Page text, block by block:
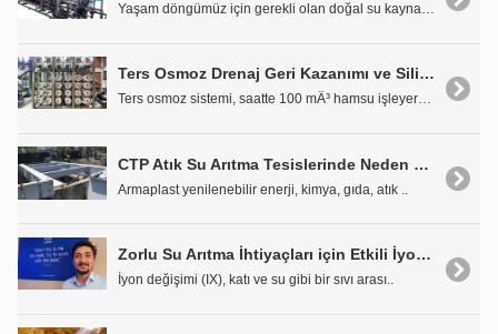
Yaşam döngümüz için gerekli olan doğal su kaynakla..
Ters Osmoz Drenaj Geri Kazanımı ve Silika Kontrolü: Örnek Tasarım ve Projeksiyon
Ters osmoz sistemi, saatte 100 mÂ³ hamsu işleyerek..
CTP Atık Su Arıtma Tesislerinde Neden Kullanılmalıdır?
Armaplast yenilenebilir enerji, kimya, gıda, atık ..
Zorlu Su Arıtma İhtiyaçları için Etkili İyon Değişimi
İyon değişimi (IX), katı ve su gibi bir sıvı arası..